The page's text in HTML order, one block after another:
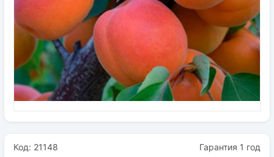
Семена
Удобрения
Средства защиты растений
Код: 21148 Гарантия 1 год